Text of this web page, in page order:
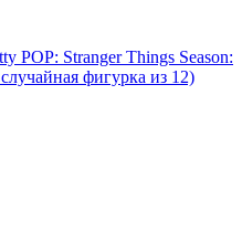
POP: Stranger Things Season:
фигурка из 12)